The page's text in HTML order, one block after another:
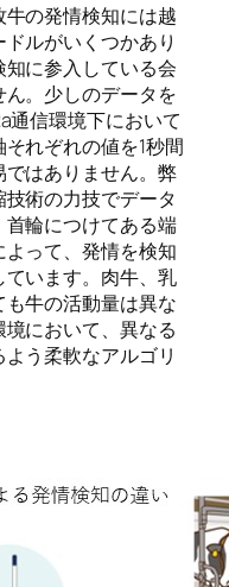
の発情検知には越
ルがいくつかあり
に参入している会
。少しのデータを
通信環境下において
れぞれの値を1秒間
はありません。弊
術の力技でデータ
輪につけてある端
って、発情を検知
います。肉牛、乳
牛の活動量は異な
において、異なる
う柔軟なアルゴリ